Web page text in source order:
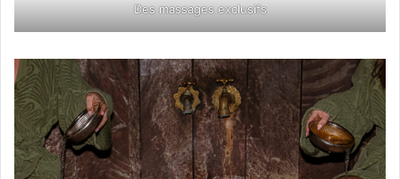
Des massages exclusifs